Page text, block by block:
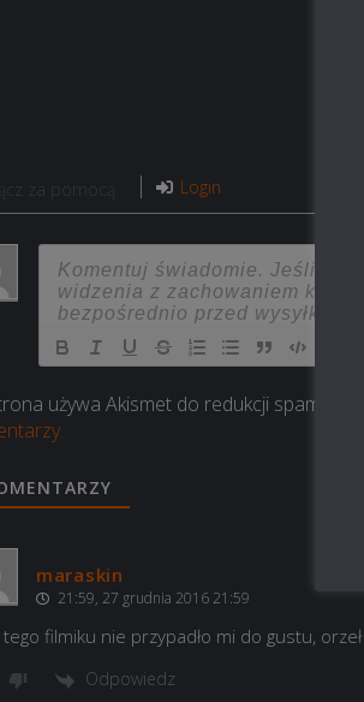
Login
używa Akismet do redukcji spamu.
maraskin
21:59, 27 grudnia 2016 21:59
tego filmiku nie przypadło mi do gustu,
Odpowiedz